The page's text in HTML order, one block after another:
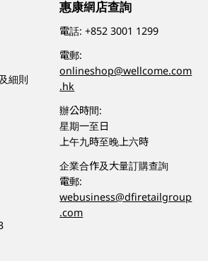
細則
惠康網店查詢
電話:+852 3001 1299
電郵:
onlineshop@wellcome.com
.hk
辦公時間:
星期一至日
上午九時至晚上六時
企業合作及大量訂購查詢
電郵:
webusiness@dfiretailgroup
.com